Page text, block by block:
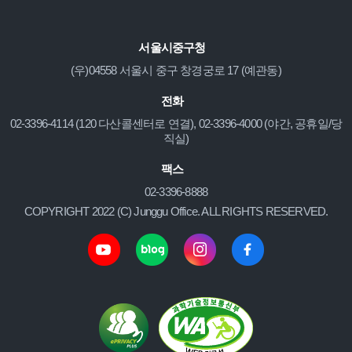
서울시중구청
(우)04558 서울시 중구 창경궁로 17 (예관동)
전화
02-3396-4114 (120 다산콜센터로 연결), 02-3396-4000 (야간, 공휴일/당
직실)
팩스
02-3396-8888
COPYRIGHT 2022 (C) Junggu Office. ALL RIGHTS RESERVED.